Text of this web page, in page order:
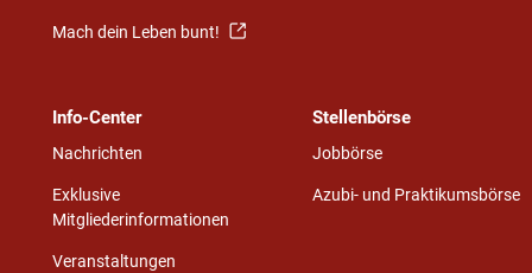
Mach dein Leben bunt!
Info-Center
Nachrichten
Exklusive
Mitgliederinformationen
Veranstaltungen
Stellenbörse
Jobbörse
Azubi- und Praktikumsbörse